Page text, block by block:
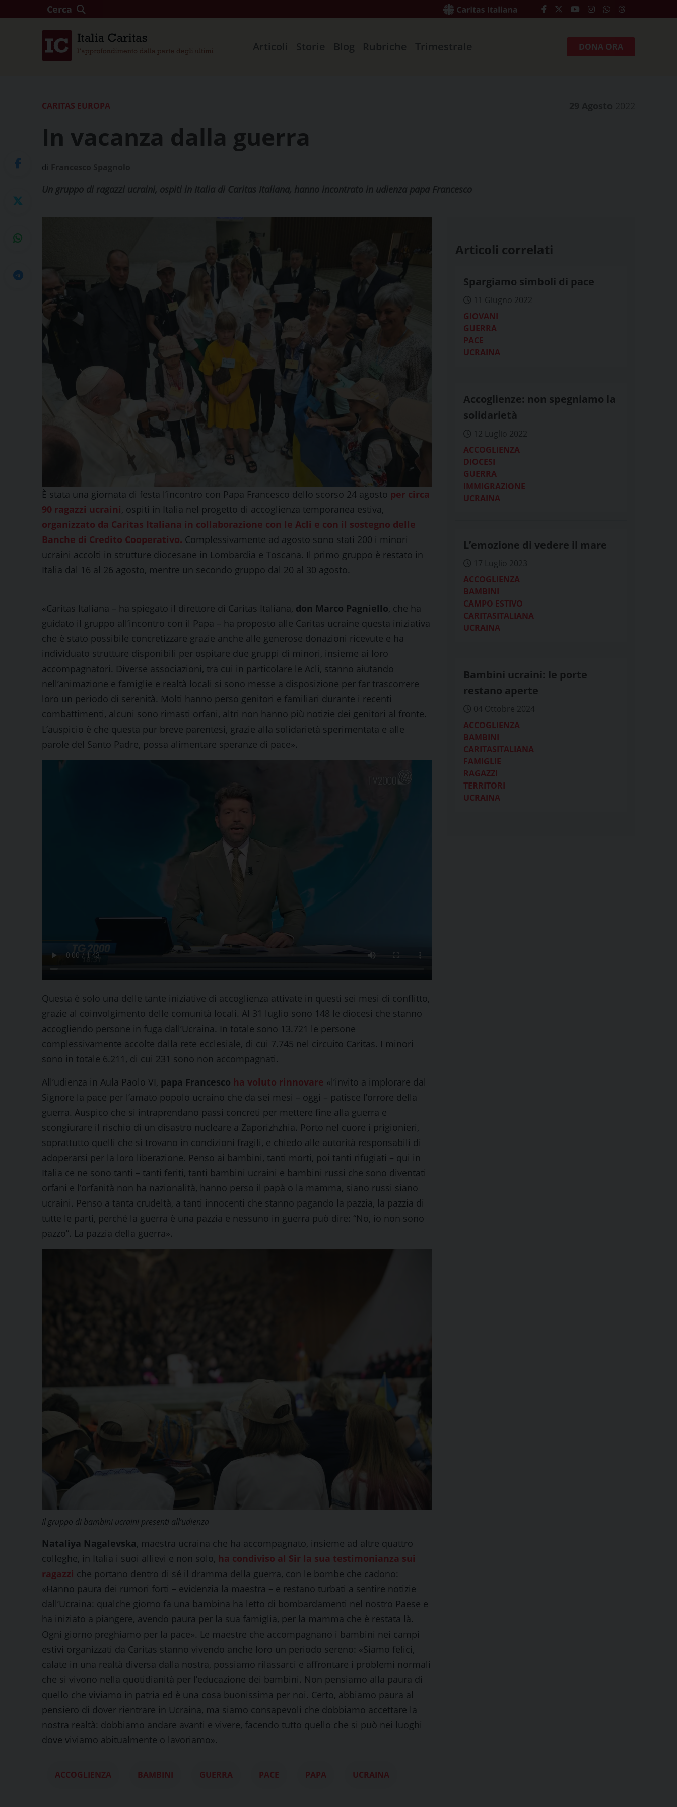
Cerca
Articoli Storie Blog Rubriche Trimestrale DONA ORA
CARITAS EUROPA
In vacanza dalla guerra
di
Un gruppo di ragazzi ucraini, ospiti in Italia di Caritas Italiana, hanno incontrato in udienza papa Francesco
È stata una giornata di festa l’incontro con Papa Francesco dello scorso 24 agosto per circa
90 ragazzi ucraini, ospiti in Italia nel progetto di accoglienza temporanea estiva,
organizzato da Caritas Italiana in collaborazione con le Acli e con il sostegno delle
Banche di Credito Cooperativo. Complessivamente ad agosto sono stati 200 i minori
ucraini accolti in strutture diocesane in Lombardia e Toscana. Il primo gruppo è restato in
Italia dal 16 al 26 agosto, mentre un secondo gruppo dal 20 al 30 agosto.
«Caritas Italiana – ha spiegato il direttore di Caritas Italiana, don Marco Pagniello, che ha
guidato il gruppo all’incontro con il Papa – ha proposto alle Caritas ucraine questa iniziativa
che è stato possibile concretizzare grazie anche alle generose donazioni ricevute e ha
individuato strutture disponibili per ospitare due gruppi di minori, insieme ai loro
accompagnatori. Diverse associazioni, tra cui in particolare le Acli, stanno aiutando
nell’animazione e famiglie e realtà locali si sono messe a disposizione per far trascorrere
loro un periodo di serenità. Molti hanno perso genitori e familiari durante i recenti
combattimenti, alcuni sono rimasti orfani, altri non hanno più notizie dei genitori al fronte.
L’auspicio è che questa pur breve parentesi, grazie alla solidarietà sperimentata e alle
parole del Santo Padre, possa alimentare speranze di pace».
Questa è solo una delle tante iniziative di accoglienza attivate in questi sei mesi di conflitto,
grazie al coinvolgimento delle comunità locali. Al 31 luglio sono 148 le diocesi che stanno
accogliendo persone in fuga dall’Ucraina. In totale sono 13.721 le persone
complessivamente accolte dalla rete ecclesiale, di cui 7.745 nel circuito Caritas. I minori
sono in totale 6.211, di cui 231 sono non accompagnati.
All’udienza in Aula Paolo VI, papa Francesco ha voluto rinnovare «l’invito a implorare dal
Signore la pace per l’amato popolo ucraino che da sei mesi – oggi – patisce l’orrore della
guerra. Auspico che si intraprendano passi concreti per mettere fine alla guerra e
scongiurare il rischio di un disastro nucleare a Zaporizhzhia. Porto nel cuore i prigionieri,
soprattutto quelli che si trovano in condizioni fragili, e chiedo alle autorità responsabili di
adoperarsi per la loro liberazione. Penso ai bambini, tanti morti, poi tanti rifugiati – qui in
Italia ce ne sono tanti – tanti feriti, tanti bambini ucraini e bambini russi che sono diventati
orfani e l’orfanità non ha nazionalità, hanno perso il papà o la mamma, siano russi siano
ucraini. Penso a tanta crudeltà, a tanti innocenti che stanno pagando la pazzia, la pazzia di
tutte le parti, perché la guerra è una pazzia e nessuno in guerra può dire: “No, io non sono
pazzo”. La pazzia della guerra».
Il gruppo di bambini ucraini presenti all’udienza
Nataliya Nagalevska, maestra ucraina che ha accompagnato, insieme ad altre quattro
colleghe, in Italia i suoi allievi e non solo, ha condiviso al Sir la sua testimonianza sui
ragazzi che portano dentro di sé il dramma della guerra, con le bombe che cadono:
«Hanno paura dei rumori forti – evidenzia la maestra – e restano turbati a sentire notizie
dall’Ucraina: qualche giorno fa una bambina ha letto di bombardamenti nel nostro Paese e
ha iniziato a piangere, avendo paura per la sua famiglia, per la mamma che è restata là.
Ogni giorno preghiamo per la pace». Le maestre che accompagnano i bambini nei campi
estivi organizzati da Caritas stanno vivendo anche loro un periodo sereno: «Siamo felici,
calate in una realtà diversa dalla nostra, possiamo rilassarci e affrontare i problemi normali
che si vivono nella quotidianità per l’educazione dei bambini. Non pensiamo alla paura di
quello che viviamo in patria ed è una cosa buonissima per noi. Certo, abbiamo paura al
pensiero di dover rientrare in Ucraina, ma siamo consapevoli che dobbiamo accettare la
nostra realtà: dobbiamo andare avanti e vivere, facendo tutto quello che si può nei luoghi
dove viviamo abitualmente o lavoriamo».
ACCOGLIENZA BAMBINI GUERRA PACE PAPA UCRAINA
Articoli correlati
Spargiamo simboli di pace
11 Giugno 2022
GIOVANI
GUERRA
PACE
UCRAINA
Accoglienze: non spegniamo la
solidarietà
12 Luglio 2022
ACCOGLIENZA
DIOCESI
GUERRA
IMMIGRAZIONE
UCRAINA
L’emozione di vedere il mare
17 Luglio 2023
ACCOGLIENZA
BAMBINI
CAMPO ESTIVO
CARITASITALIANA
UCRAINA
Bambini ucraini: le porte
restano aperte
04 Ottobre 2024
ACCOGLIENZA
BAMBINI
CARITASITALIANA
FAMIGLIE
RAGAZZI
TERRITORI
UCRAINA